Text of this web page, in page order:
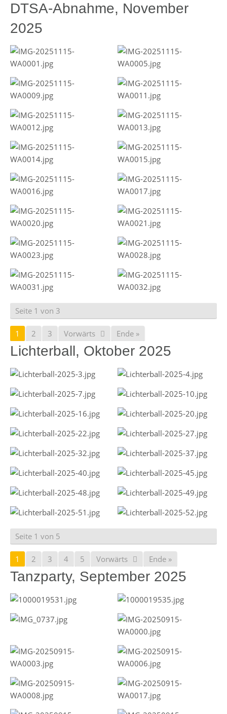
DTSA-Abnahme, November
2025
Seite 1 von 3
1 2 3 Vorwärts Ende »
Lichterball, Oktober 2025
Seite 1 von 5
1 2 3 4 5 Vorwärts Ende »
Tanzparty, September 2025